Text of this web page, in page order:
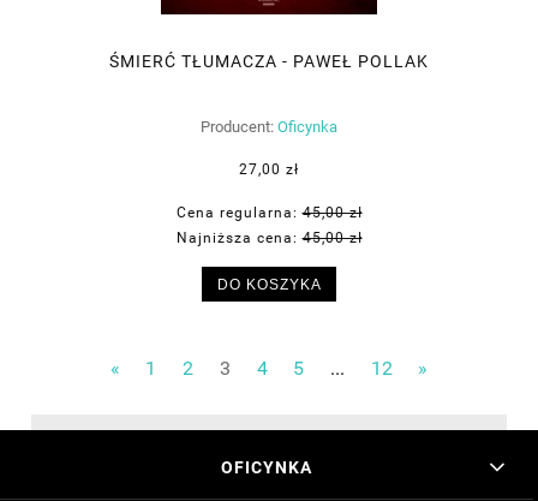
ŚMIERĆ TŁUMACZA - PAWEŁ POLLAK
Producent: Oficynka
27,00 zł
Cena regularna:45,00 zł
Najniższa cena:45,00 zł
DO KOSZYKA
« 1 2 3 4 5 ... 12 »
OFICYNKA